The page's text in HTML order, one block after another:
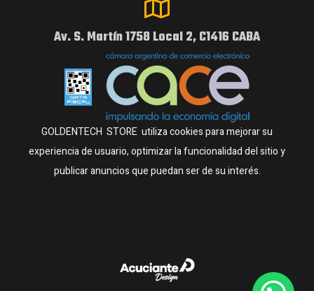
Av. S. Martín 1758 Local 2, C1416 CABA
GOLDENTECH STORE utiliza cookies para mejorar su
experiencia de usuario, optimizar la funcionalidad del sitio y
publicar anuncios que puedan ser de su interés.